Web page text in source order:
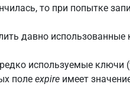
то при попытке
давно использованные
используемые ключи
поле expire имеет